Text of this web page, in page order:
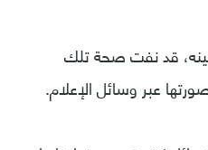
قد نفت صحة تلك
عبر وسائل الإعلام.